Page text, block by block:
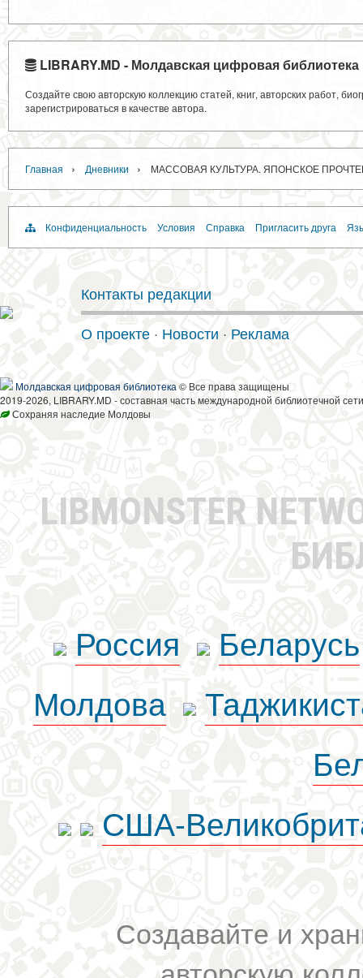
LIBRARY.MD - Молдавская цифровая библиотека
Создайте свою авторскую коллекцию статей, книг, авторских работ,
зарегистрироваться в качестве автора.
Главная › Дневники › МАССОВАЯ КУЛЬТУРА. ЯПОНСКОЕ
Конфиденциальность Условия Справка Пригласить друга
Контакты редакции
О проекте · Новости · Реклама
Молдавская цифровая библиотека © Все права защищены
2019-2026, LIBRARY.MD - составная часть международной библиотечной
Сохраняя наследие Молдовы
LIBMONSTER
Россия
Беларусь
Молдова
США-
Создавайте и